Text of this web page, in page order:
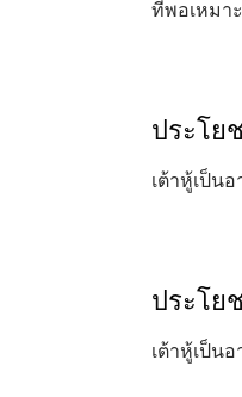
ที่พอเหมา
ประโย
เต้าหู้เป็น
ประโย
เต้าหู้เป็น